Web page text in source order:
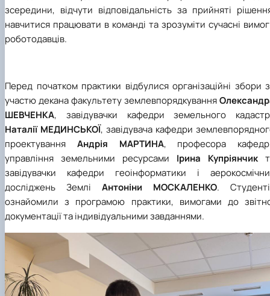
зсередини, відчути відповідальність за прийняті
навчитися працювати в команді та зрозуміти сучасні
роботодавців.
Перед початком практики відбулися організаційні збори
участю декана факультету землевпорядкування
ШЕВЧЕНКА, завідувачки кафедри земельного
Наталії МЕДИНСЬКОЇ, завідувача кафедри
проектування Андрія МАРТИНА, професора
управління земельними ресурсами Ірина Купріянчик
завідувачки кафедри геоінформатики і
досліджень Землі Антоніни МОСКАЛЕНКО.
ознайомили з програмою практики, вимогами до
документації та індивідуальними завданнями.